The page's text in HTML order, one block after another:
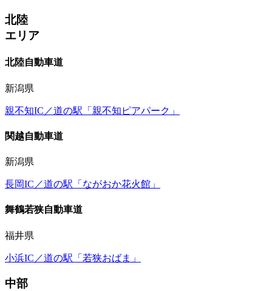
北陸
エリア
北陸自動車道
新潟県
親不知IC／道の駅「親不知ピアパーク」
関越自動車道
新潟県
長岡IC／道の駅「ながおか花火館」
舞鶴若狭自動車道
福井県
小浜IC／道の駅「若狭おばま」
中部